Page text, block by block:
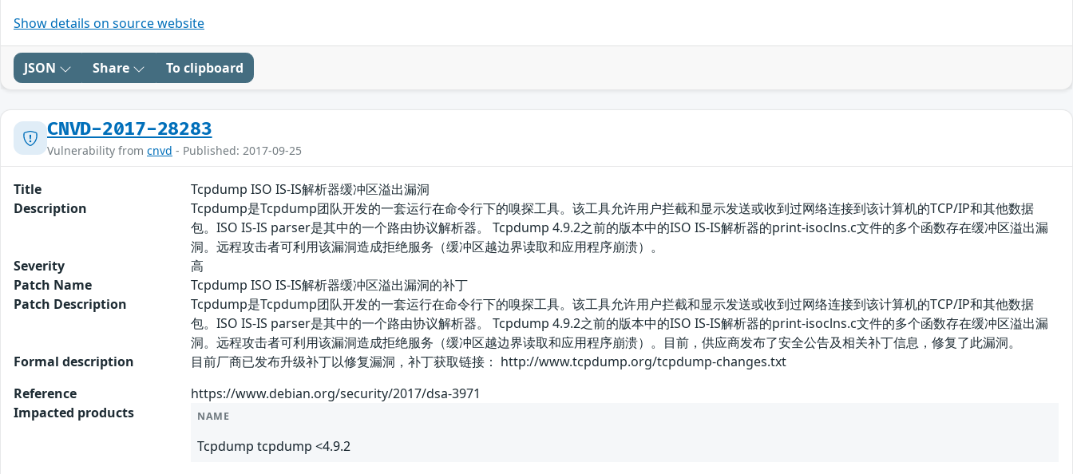
Show details on source website
JSON Share To clipboard
CNVD-2017-28283
Vulnerability from cnvd - Published: 2017-09-25
Title
Tcpdump ISO IS-IS解析器缓冲区溢出漏洞
Description
Tcpdump是Tcpdump团队开发的一套运行在命令行下的嗅探工具。该工具允许用户拦截和显示发送或收到过网络连接到该计算机的TCP/IP和其他数据
包。ISO IS-IS parser是其中的一个路由协议解析器。 Tcpdump 4.9.2之前的版本中的ISO IS-IS解析器的print-isoclns.c文件的多个函数存在缓冲区溢出漏
洞。远程攻击者可利用该漏洞造成拒绝服务（缓冲区越边界读取和应用程序崩溃）。
Severity
高
Patch Name
Tcpdump ISO IS-IS解析器缓冲区溢出漏洞的补丁
Patch Description
Tcpdump是Tcpdump团队开发的一套运行在命令行下的嗅探工具。该工具允许用户拦截和显示发送或收到过网络连接到该计算机的TCP/IP和其他数据
包。ISO IS-IS parser是其中的一个路由协议解析器。 Tcpdump 4.9.2之前的版本中的ISO IS-IS解析器的print-isoclns.c文件的多个函数存在缓冲区溢出漏
洞。远程攻击者可利用该漏洞造成拒绝服务（缓冲区越边界读取和应用程序崩溃）。目前，供应商发布了安全公告及相关补丁信息，修复了此漏洞。
Formal description
目前厂商已发布升级补丁以修复漏洞，补丁获取链接： http://www.tcpdump.org/tcpdump-changes.txt
Reference
https://www.debian.org/security/2017/dsa-3971
Impacted products
NAME
Tcpdump tcpdump <4.9.2